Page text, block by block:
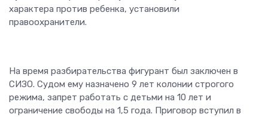
характера против ребенка, установили
правоохранители.
На время разбирательства фигурант был заключен в
СИЗО. Судом ему назначено 9 лет колонии строгого
режима, запрет работать с детьми на 10 лет и
ограничение свободы на 1,5 года. Приговор вступил в